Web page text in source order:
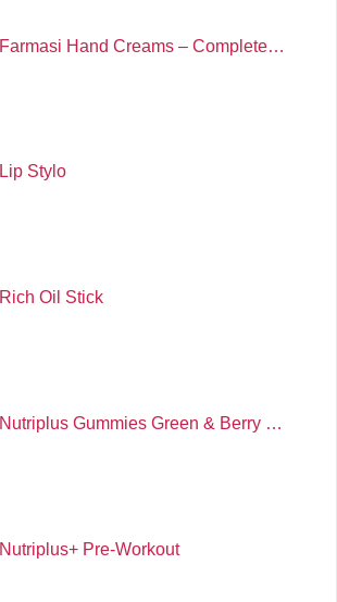
Farmasi Hand Creams – Complete…
Lip Stylo
Rich Oil Stick
Nutriplus Gummies Green & Berry …
Nutriplus+ Pre-Workout